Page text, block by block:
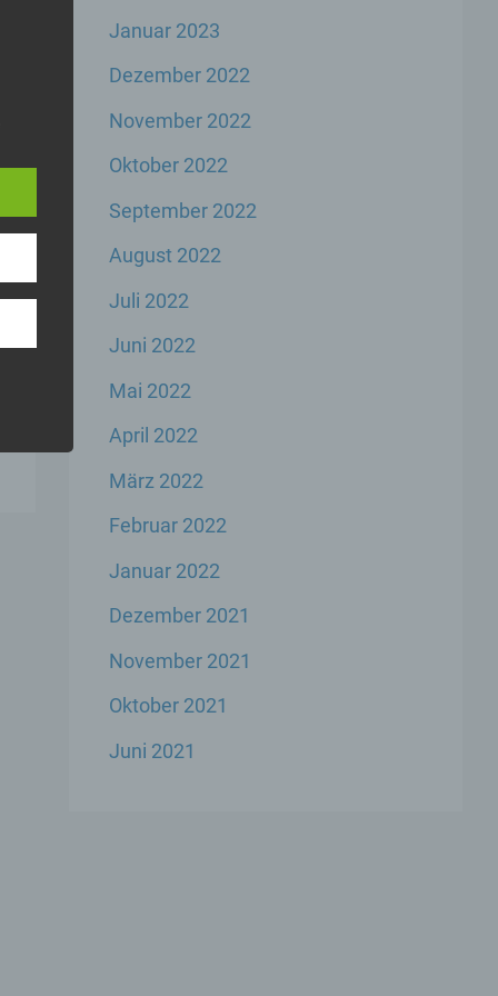
Januar 2023
Dezember 2022
November 2022
Oktober 2022
September 2022
August 2022
Juli 2022
Juni 2022
Mai 2022
April 2022
März 2022
Februar 2022
Januar 2022
Dezember 2021
November 2021
Oktober 2021
Juni 2021